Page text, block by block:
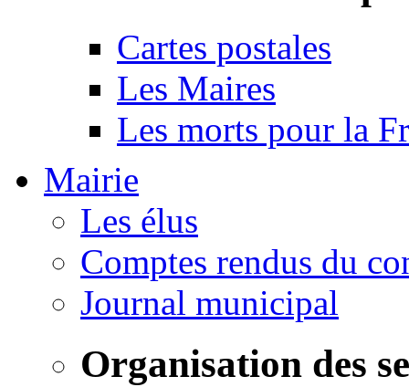
Cartes postales
Les Maires
Les morts pour la
Mairie
Les élus
Comptes rendus du
Journal municipal
Organisation des